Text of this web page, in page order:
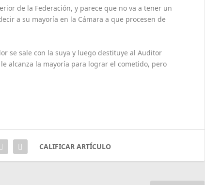
de la Federación, y parece que no va a tener un
a su mayoría en la Cámara a que procesen de
se sale con la suya y luego destituye al Auditor
alcanza la mayoría para lograr el cometido, pero
CALIFICAR ARTÍCULO